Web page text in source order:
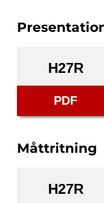
H27R
PDF
Måttritning
H27R